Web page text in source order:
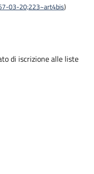
03-20;223~art4bis)
di iscrizione alle liste